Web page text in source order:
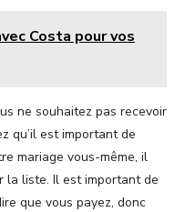
Costa pour vos
ne souhaitez pas recevoir
qu’il est important de
mariage vous-même, il
la liste. Il est important de
que vous payez, donc